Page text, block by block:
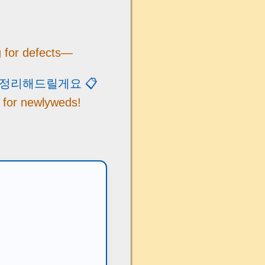
for defects—
리해드릴게요 📋
newlyweds!